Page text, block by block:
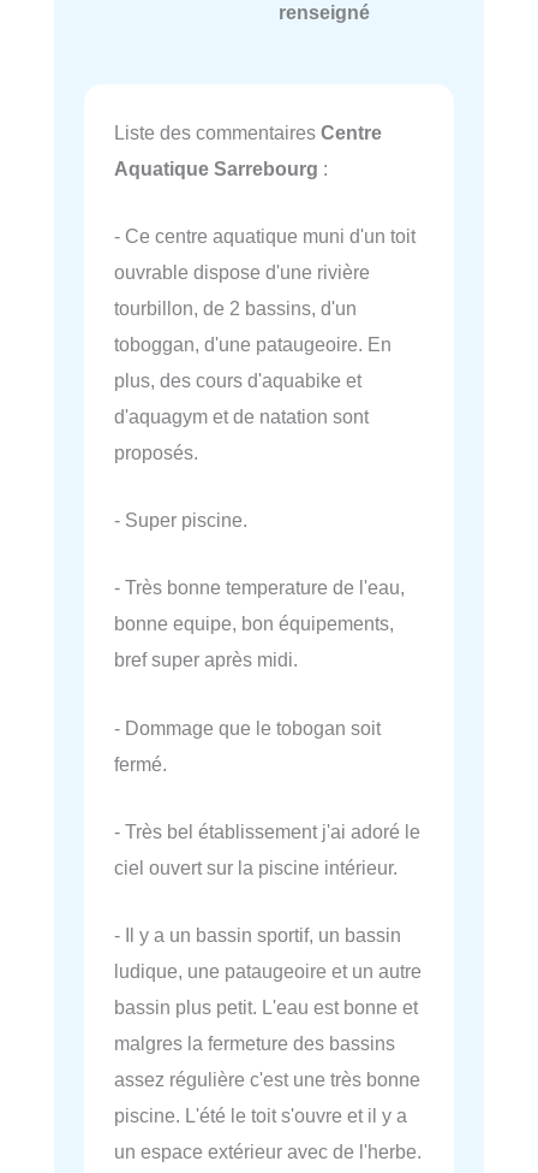
renseigné
Liste des commentaires Centre
Aquatique Sarrebourg :
- Ce centre aquatique muni d'un toit
ouvrable dispose d'une rivière
tourbillon, de 2 bassins, d'un
toboggan, d'une pataugeoire. En
plus, des cours d'aquabike et
d'aquagym et de natation sont
proposés.
- Super piscine.
- Très bonne temperature de l'eau,
bonne equipe, bon équipements,
bref super après midi.
- Dommage que le tobogan soit
fermé.
- Très bel établissement j'ai adoré le
ciel ouvert sur la piscine intérieur.
- Il y a un bassin sportif, un bassin
ludique, une pataugeoire et un autre
bassin plus petit. L'eau est bonne et
malgres la fermeture des bassins
assez régulière c'est une très bonne
piscine. L'été le toit s'ouvre et il y a
un espace extérieur avec de l'herbe.